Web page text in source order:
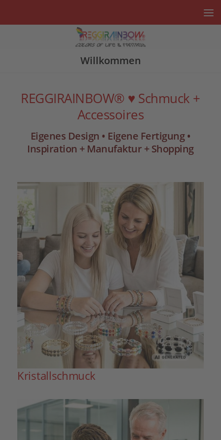
Willkommen
REGGIRAINBOW® ♥ Schmuck +
Accessoires
Eigenes Design • Eigene Fertigung •
Inspiration + Manufaktur + Shopping
Kristallschmuck